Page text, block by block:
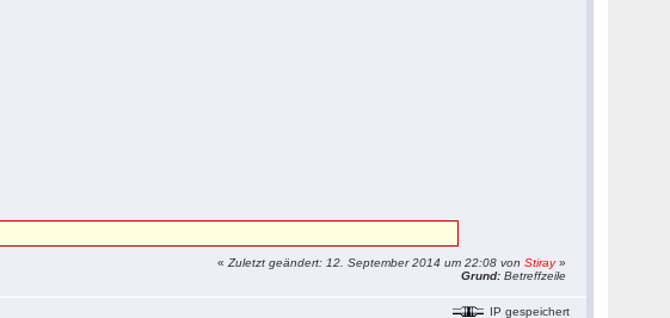
«Zuletzt geändert: 12. September 2014 um 22:08 vonStiray»
Grund: Betreffzeile
IP gespeichert